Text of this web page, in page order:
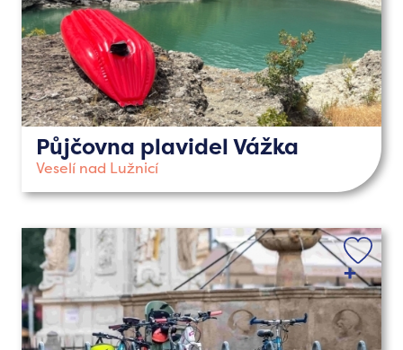
Půjčovna plavidel Vážka
Veselí nad Lužnicí